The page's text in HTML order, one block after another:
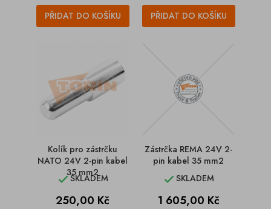
PŘIDAT DO KOŠÍKU PŘIDAT DO KOŠÍKU
Kolík pro zástrčku
NATO 24V 2-pin kabel
35 mm2
SKLADEM
Cena
250,00 Kč
Zástrčka REMA 24V 2-
pin kabel 35 mm2
SKLADEM
Cena
1 605,00 Kč